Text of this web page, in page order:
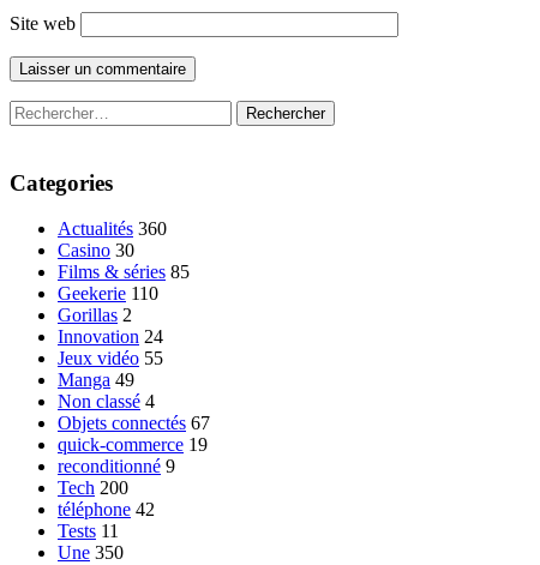
Site web
Rechercher :
Categories
Actualités 360
Casino 30
Films & séries 85
Geekerie 110
Gorillas 2
Innovation 24
Jeux vidéo 55
Manga 49
Non classé 4
Objets connectés 67
quick-commerce 19
reconditionné 9
Tech 200
téléphone 42
Tests 11
Une 350